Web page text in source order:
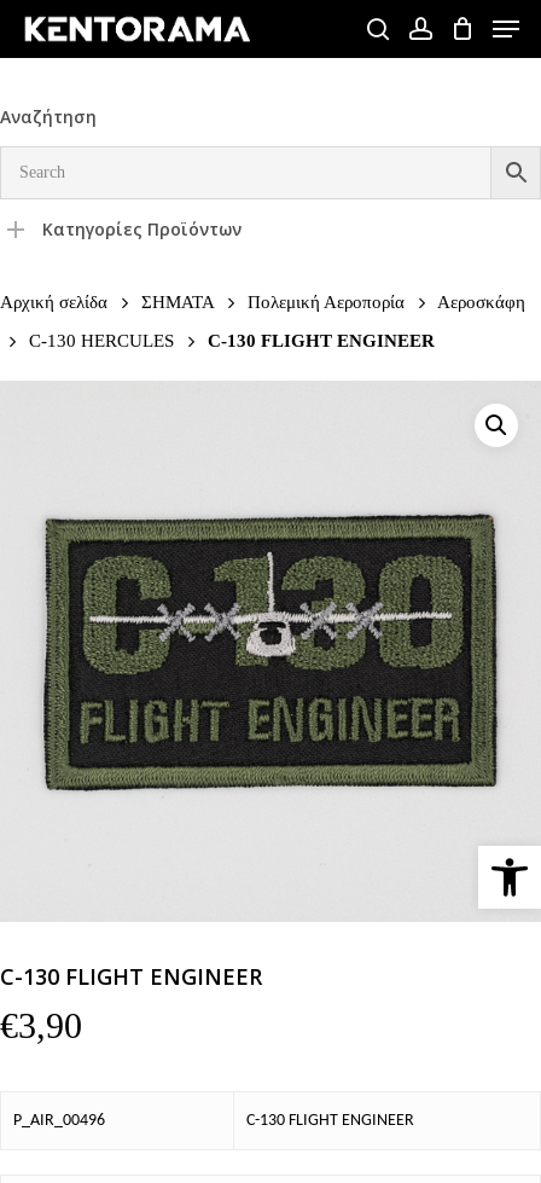
Skip
content
searchaccount
Menu
Αναζήτηση
Κατηγορίες Προϊόντων
Αρχική σελίδα ΣΗΜΑΤΑ Πολεμική Αεροπορία
Αεροσκάφη
C-130 HERCULES
C-130 FLIGHT ENGINEER
C-130 FLIGHT ENGINEER
€3,90
P_AIR_00496 C-130 FLIGHT ENGINEER